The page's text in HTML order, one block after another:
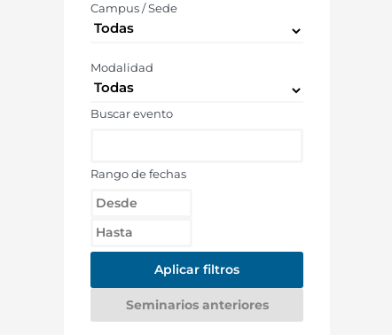
Campus / Sede
Modalidad
Buscar evento
Rango de fechas
Aplicar filtros
Seminarios anteriores